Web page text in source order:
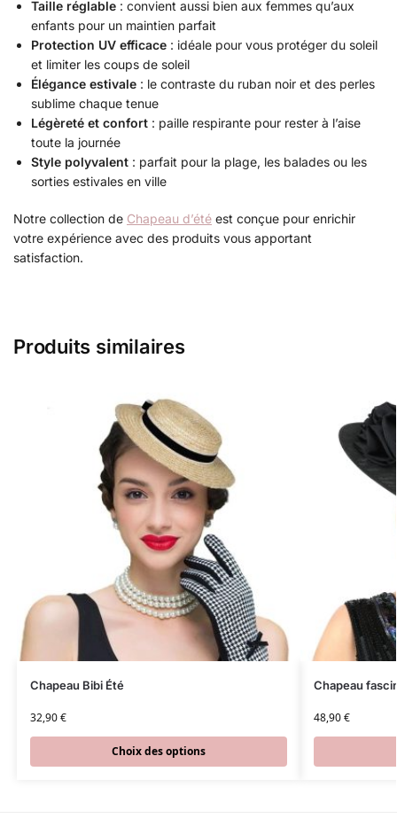
Taille réglable : convient aussi bien aux femmes qu’aux
enfants pour un maintien parfait
Protection UV efficace : idéale pour vous protéger du soleil
et limiter les coups de soleil
Élégance estivale : le contraste du ruban noir et des perles
sublime chaque tenue
Légèreté et confort : paille respirante pour rester à l’aise
toute la journée
Style polyvalent : parfait pour la plage, les balades ou les
sorties estivales en ville
Notre collection de Chapeau d’été est conçue pour enrichir
votre expérience avec des produits vous apportant
satisfaction.
Produits similaires
Chapeau Bibi Été
32,90€
Choix des options
Chapeau
48,90€